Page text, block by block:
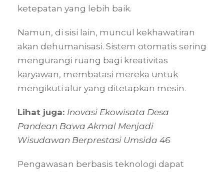
ketepatan yang lebih baik.
Namun, di sisi lain, muncul kekhawatiran
akan dehumanisasi. Sistem otomatis sering
mengurangi ruang bagi kreativitas
karyawan, membatasi mereka untuk
mengikuti alur yang ditetapkan mesin.
Lihat juga: Inovasi Ekowisata Desa
Pandean Bawa Akmal Menjadi
Wisudawan Berprestasi Umsida 46
Pengawasan berbasis teknologi dapat